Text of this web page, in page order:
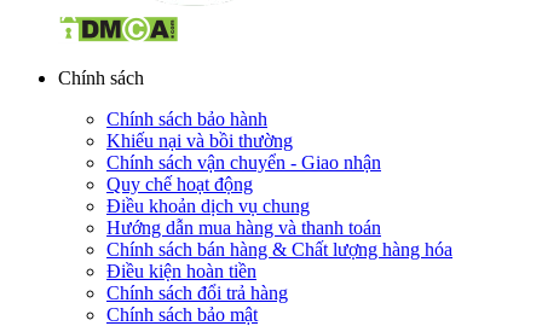
Chính sách
Chính sách bảo hành
Khiếu nại và bồi thường
Chính sách vận chuyển - Giao nhận
Quy chế hoạt động
Điều khoản dịch vụ chung
Hướng dẫn mua hàng và thanh toán
Chính sách bán hàng & Chất lượng hàng hóa
Điều kiện hoàn tiền
Chính sách đổi trả hàng
Chính sách bảo mật